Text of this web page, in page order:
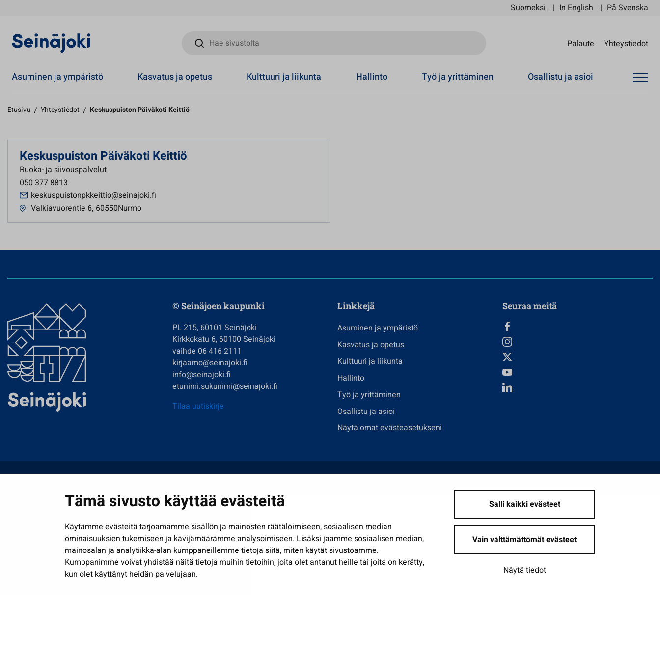
Tämä sivusto käyttää evästeitä
Käytämme evästeitä tarjoamamme sisällön ja mainosten räätälöimiseen, sosiaalisen median
ominaisuuksien tukemiseen ja kävijämäärämme analysoimiseen. Lisäksi jaamme sosiaalisen median,
mainosalan ja analytiikka-alan kumppaneillemme tietoja siitä, miten käytät sivustoamme.
Kumppanimme voivat yhdistää näitä tietoja muihin tietoihin, joita olet antanut heille tai joita on kerätty,
kun olet käyttänyt heidän palvelujaan.
Salli kaikki evästeet
Vain välttämättömät evästeet
Näytä tiedot
Suomeksi In English På Svenska
Hae sivustolta
Palaute Yhteystiedot
Asuminen ja ympäristö Kasvatus ja opetus Kulttuuri ja liikunta Hallinto Työ ja yrittäminen Osallistu ja asioi
Etusivu / Yhteystiedot / Keskuspuiston Päiväkoti Keittiö
Keskuspuiston Päiväkoti Keittiö
Ruoka- ja siivouspalvelut
050 377 8813
keskuspuistonpkkeittio@seinajoki.fi
Valkiavuorentie 6, 60550Nurmo
© Seinäjoen kaupunki
PL 215, 60101 Seinäjoki
Kirkkokatu 6, 60100 Seinäjoki
vaihde 06 416 2111
kirjaamo@seinajoki.fi
info@seinajoki.fi
etunimi.sukunimi@seinajoki.fi
Tilaa uutiskirje
Linkkejä
Asuminen ja ympäristö
Kasvatus ja opetus
Kulttuuri ja liikunta
Hallinto
Työ ja yrittäminen
Osallistu ja asioi
Näytä omat evästeasetukseni
Seuraa meitä